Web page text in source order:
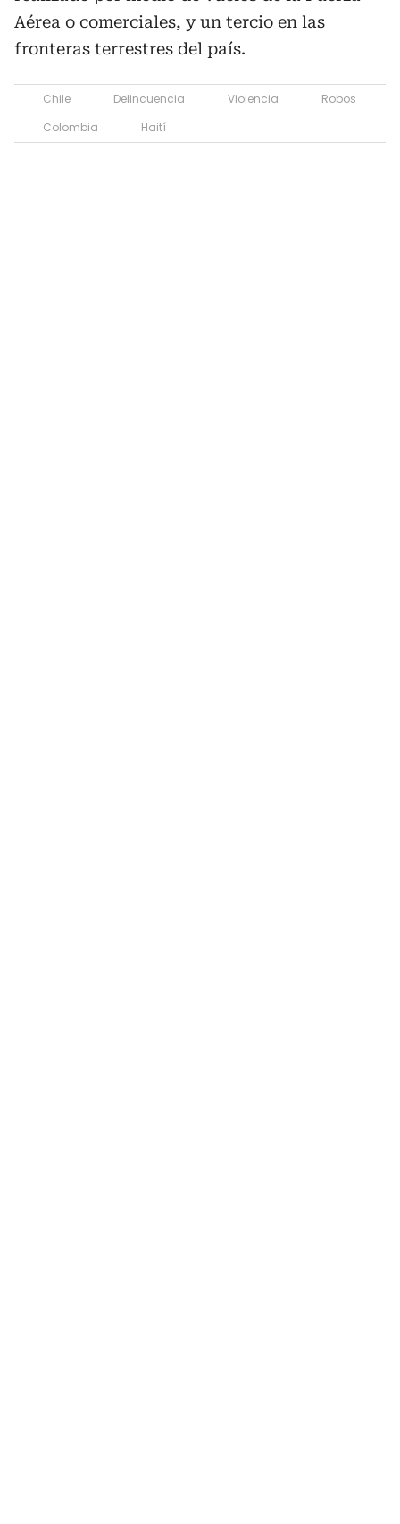
Aérea o comerciales, y un tercio en las
fronteras terrestres del país.
Chile Delincuencia Violencia
Robos
Colombia
Haití